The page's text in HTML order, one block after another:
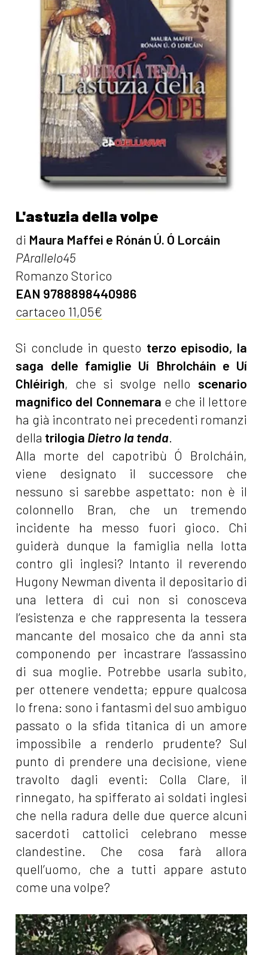
L'astuzia della volpe
di Maura Maffei e Rónán Ú. Ó Lorcáin
PArallelo45
Romanzo Storico
EAN 9788898440986
cartaceo 11,05€
Si conclude in questo terzo episodio, la
saga delle famiglie Uí Bhrolcháin e Uí
Chléirigh, che si svolge nello scenario
magnifico del Connemara e che il lettore
ha già incontrato nei precedenti romanzi
della trilogia Dietro la tenda.
Alla morte del capotribù Ó Brolcháin,
viene designato il successore che
nessuno si sarebbe aspettato: non è il
colonnello Bran, che un tremendo
incidente ha messo fuori gioco. Chi
guiderà dunque la famiglia nella lotta
contro gli inglesi? Intanto il reverendo
Hugony Newman diventa il depositario di
una lettera di cui non si conosceva
l’esistenza e che rappresenta la tessera
mancante del mosaico che da anni sta
componendo per incastrare l’assassino
di sua moglie. Potrebbe usarla subito,
per ottenere vendetta; eppure qualcosa
lo frena: sono i fantasmi del suo ambiguo
passato o la sfida titanica di un amore
impossibile a renderlo prudente? Sul
punto di prendere una decisione, viene
travolto dagli eventi: Colla Clare, il
rinnegato, ha spifferato ai soldati inglesi
che nella radura delle due querce alcuni
sacerdoti cattolici celebrano messe
clandestine. Che cosa farà allora
quell’uomo, che a tutti appare astuto
come una volpe?